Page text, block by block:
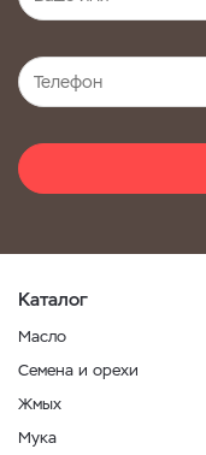
Каталог
Масло
Семена и орехи
Жмых
Мука